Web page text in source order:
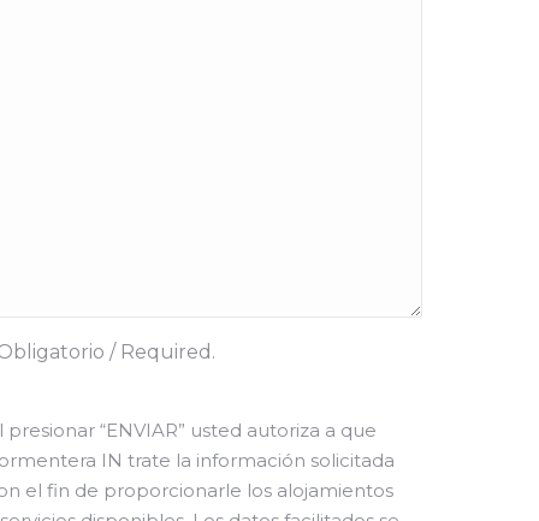
/ Required.
presionar “ENVIAR” usted autoriza a que
IN trate la información solicitada
el fin de proporcionarle los alojamientos